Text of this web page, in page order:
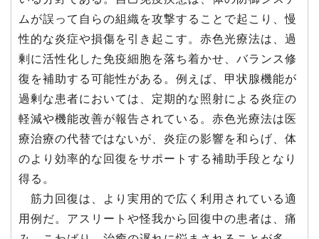
ムが誤って自らの組織を攻撃することで起こり、慢
性的な炎症や損傷を引き起こす。赤色光療法は、過
剰に活性化した免疫細胞を落ち着かせ、バランス修
復を補助する可能性がある。例えば、甲状腺機能が
過剰な患者においては、定期的な照射による炎症の
軽減や機能改善が報告されている。赤色光療法は医
療治療の代替ではないが、炎症の影響を和らげ、体
のより効率的な回復をサポートする補助手段となり
得る。
筋力回復は、より実用的で広く利用されている適
用例だ。アスリートや怪我から回復中の患者は、痛